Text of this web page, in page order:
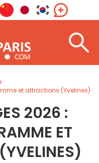
et attractions (Yvelines)
2026 :
ET